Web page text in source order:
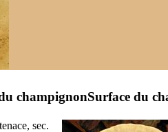
Surface du
sec.